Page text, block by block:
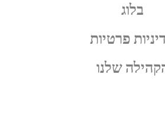
בלוג
פרטיות
שלנו